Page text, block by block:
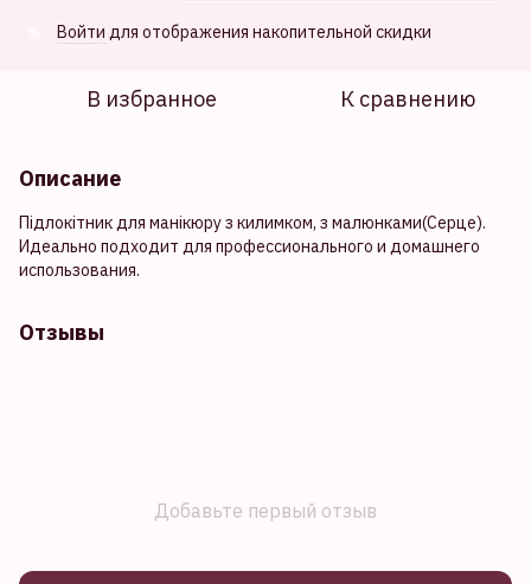
Войти для отображения накопительной скидки
В избранное К сравнению
Описание
Підлокітник для манікюру з килимком, з малюнками(Серце).
Идеально подходит для профессионального и домашнего
использования.
Отзывы
Добавьте первый отзыв